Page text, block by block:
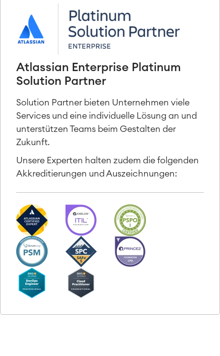
Atlassian Enterprise Platinum
Solution Partner
Solution Partner bieten Unternehmen viele
Services und eine individuelle Lösung an und
unterstützen Teams beim Gestalten der
Zukunft.
Unsere Experten halten zudem die folgenden
Akkreditierungen und Auszeichnungen: